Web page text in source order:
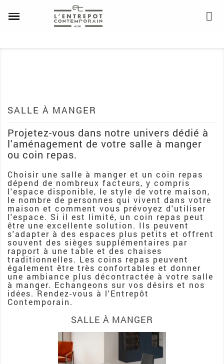
SALLE À MANGER
Projetez-vous dans notre univers dédié à
l'aménagement de votre salle à manger
ou coin repas.
Choisir une salle à manger et un coin repas
dépend de nombreux facteurs, y compris
l'espace disponible, le style de votre maison,
le nombre de personnes qui vivent dans votre
maison et comment vous prévoyez d'utiliser
l'espace. Si il est limité, un coin repas peut
être une excellente solution. Ils peuvent
s'adapter à des espaces plus petits et offrent
souvent des sièges supplémentaires par
rapport à une table et des chaises
traditionnelles. Les coins repas peuvent
également être très confortables et donner
une ambiance plus décontractée à votre salle
à manger. Echangeons sur vos désirs et nos
idées. Rendez-vous à l'Entrepôt
Contemporain.
SALLE À MANGER